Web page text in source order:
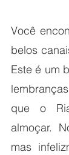
Você
belos
Este é um
que o
almoçar.
mas